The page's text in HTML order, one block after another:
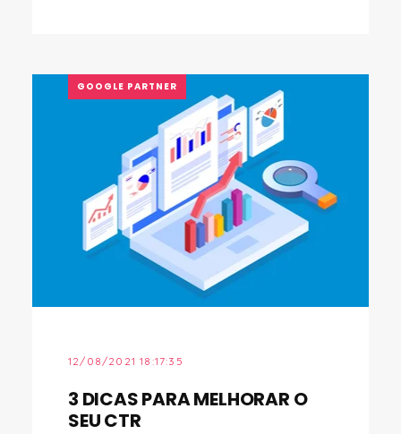
GOOGLE PARTNER
12/08/2021 18:17:35
3 DICAS PARA MELHORAR O
SEU CTR